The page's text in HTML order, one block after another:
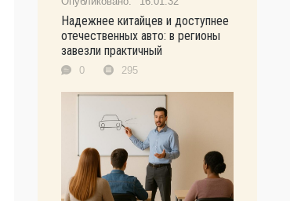
Надежнее китайцев и доступнее
отечественных авто: в регионы
завезли практичный
0 295